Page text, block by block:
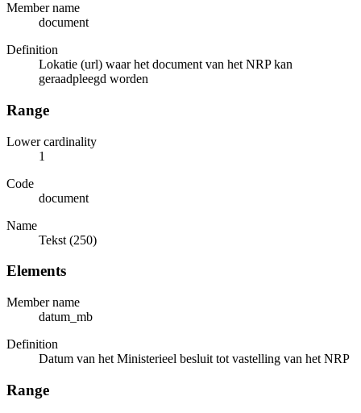
Member name
document
Definition
Lokatie (url) waar het document van het NRP kan
geraadpleegd worden
Range
Lower cardinality
1
Code
document
Name
Tekst (250)
Elements
Member name
datum_mb
Definition
Datum van het Ministerieel besluit tot vastelling van het NRP
Range